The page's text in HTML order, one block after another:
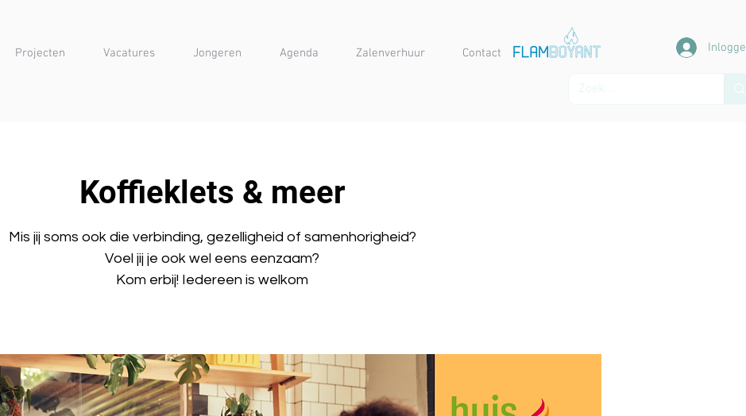
Projecten Vacatures Jongeren Agenda Zalenverhuur Contact
Koffieklets & meer
Mis jij soms ook die verbinding, gezelligheid of samenhorigheid?
Voel jij je ook wel eens eenzaam?
Kom erbij! Iedereen is welkom